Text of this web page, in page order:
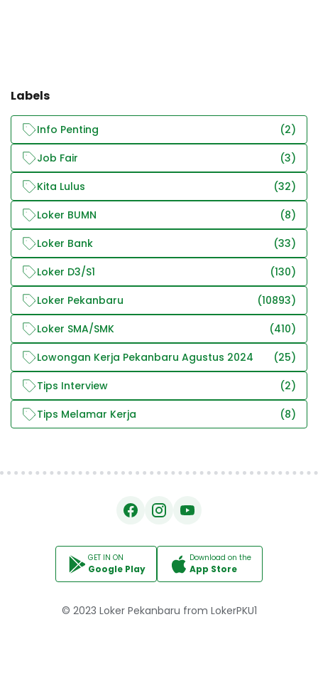
Labels
Info Penting
(2)
Job Fair
(3)
Kita Lulus
(32)
Loker BUMN
(8)
Loker Bank
(33)
Loker D3/S1
(130)
Loker Pekanbaru
(10893)
Loker SMA/SMK
(410)
Lowongan Kerja Pekanbaru Agustus 2024
(25)
Tips Interview
(2)
Tips Melamar Kerja
(8)
GET IN ON
Google Play
Download on the
App Store
© 2023 Loker Pekanbaru from LokerPKU1